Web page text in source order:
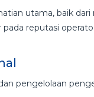
utama, baik
reputasi
pengelolaan